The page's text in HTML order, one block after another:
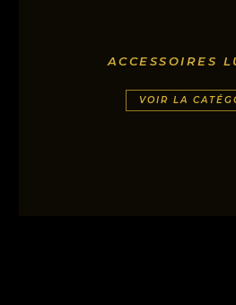
ACCESSOIRES
VOIR LA